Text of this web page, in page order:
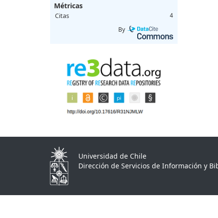
Métricas
Citas 4
By
Universidad de Chile
Dirección de Servicios de Información y